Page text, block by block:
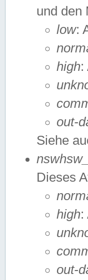
und den
low:
high:
out-
Siehe
Dieses
high:
out-